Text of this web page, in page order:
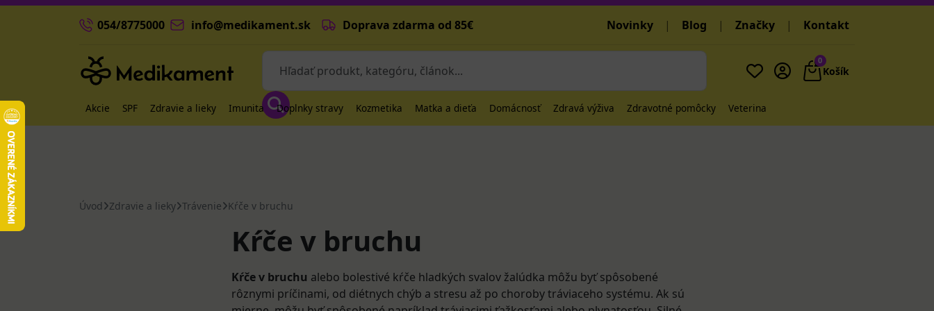
054/8775000 info@medikament.sk Doprava zdarma od 85€ Novinky | Blog | Značky | Kontakt
0
Košík
Akcie SPF Zdravie a lieky Imunita Doplnky stravy Kozmetika Matka a dieťa Domácnosť Zdravá výživa Zdravotné pomôcky Veterina
Úvod Zdravie a lieky Trávenie Kŕče v bruchu
Kŕče v bruchu
Kŕče v bruchu alebo bolestivé kŕče hladkých svalov žalúdka môžu byť spôsobené
rôznymi príčinami, od diétnych chýb a stresu až po choroby tráviaceho systému. Ak sú